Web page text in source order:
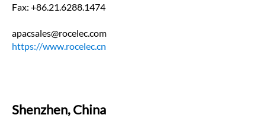
Fax: +86.21.6288.1474
apacsales@rocelec.com
https://www.rocelec.cn
Shenzhen, China